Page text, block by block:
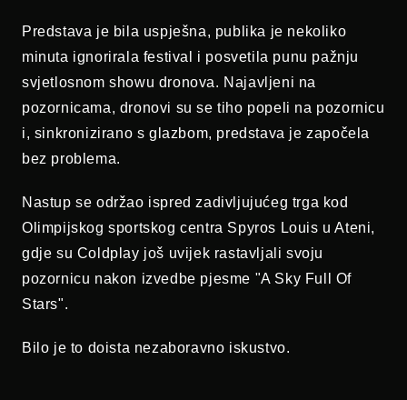
Predstava je bila uspješna, publika je nekoliko
minuta ignorirala festival i posvetila punu pažnju
svjetlosnom showu dronova. Najavljeni na
pozornicama, dronovi su se tiho popeli na pozornicu
i, sinkronizirano s glazbom, predstava je započela
bez problema.
Nastup se održao ispred zadivljujućeg trga kod
Olimpijskog sportskog centra Spyros Louis u Ateni,
gdje su Coldplay još uvijek rastavljali svoju
pozornicu nakon izvedbe pjesme "A Sky Full Of
Stars".
Bilo je to doista nezaboravno iskustvo.